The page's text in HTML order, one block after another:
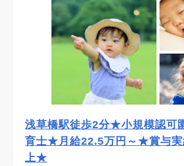
浅草橋駅徒歩2分★小規模認可
育士★月給22.5万円～★賞与実
上★